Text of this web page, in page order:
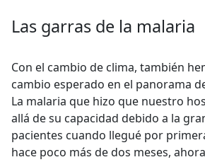
Las garras de la malaria
Con el cambio de clima, también
cambio esperado en el panorama
La malaria que hizo que nuestro
allá de su capacidad debido a la
pacientes cuando llegué por
hace poco más de dos meses,